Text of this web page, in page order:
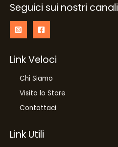
Seguici sui nostri canali
Link Veloci
Chi Siamo
Visita lo Store
Contattaci
Link Utili